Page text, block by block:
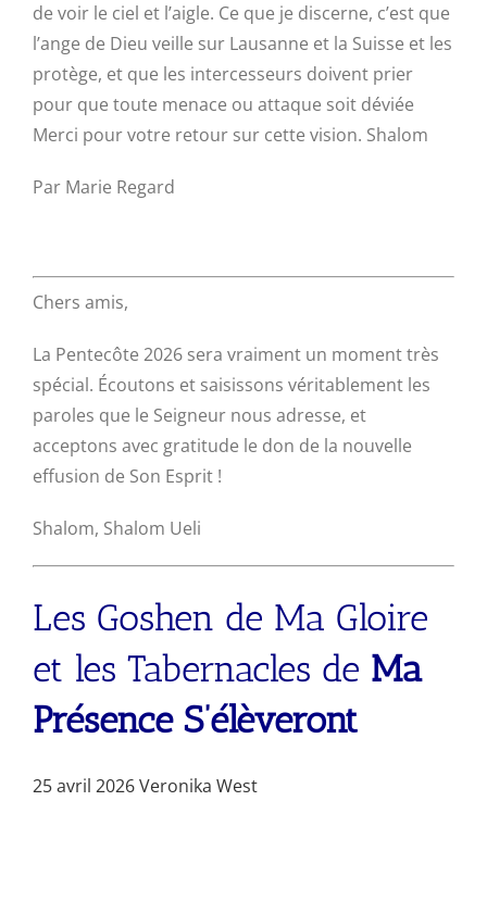
de voir le ciel et l’aigle. Ce que je discerne, c’est que
l’ange de Dieu veille sur Lausanne et la Suisse et les
protège, et que les intercesseurs doivent prier
pour que toute menace ou attaque soit déviée
Merci pour votre retour sur cette vision. Shalom
Par Marie Regard
Chers amis,
La Pentecôte 2026 sera vraiment un moment très
spécial. Écoutons et saisissons véritablement les
paroles que le Seigneur nous adresse, et
acceptons avec gratitude le don de la nouvelle
effusion de Son Esprit !
Shalom, Shalom Ueli
Les Goshen de Ma Gloire
et les Tabernacles de Ma
Présence S’élèveront
25 avril 2026Veronika West